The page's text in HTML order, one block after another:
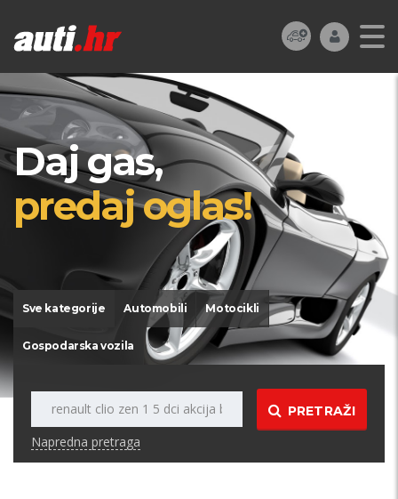
Daj gas,
predaj oglas!
Sve kategorije Automobili Motocikli
Gospodarska vozila
PRETRAŽI
Napredna pretraga